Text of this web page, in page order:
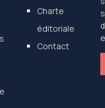
Charte
éditoriale
Contact